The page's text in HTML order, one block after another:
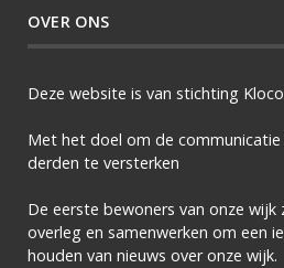
OVER ONS
Deze website is van stichting
Met het doel om de
derden te versterken
De eerste bewoners van onze
overleg en samenwerken om een
houden van nieuws over onze wijk.